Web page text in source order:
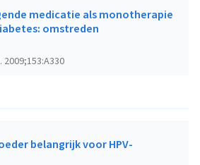
medicatie als monotherapie
omstreden
belangrijk voor HPV-